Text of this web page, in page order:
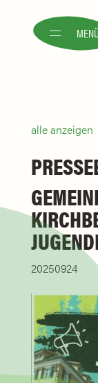
MENÜ
alle anzeigen
20250924